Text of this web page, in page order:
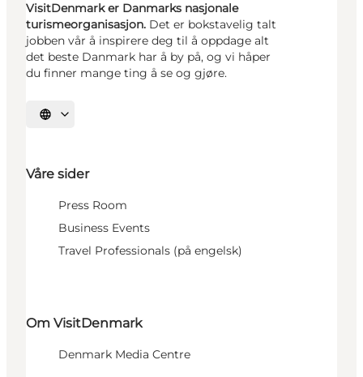
VisitDenmark er Danmarks nasjonale
turismeorganisasjon. Det er bokstavelig talt
jobben vår å inspirere deg til å oppdage alt
det beste Danmark har å by på, og vi håper
du finner mange ting å se og gjøre.
Velg språk
Våre sider
Press Room
Business Events
Travel Professionals (på engelsk)
Om VisitDenmark
Denmark Media Centre